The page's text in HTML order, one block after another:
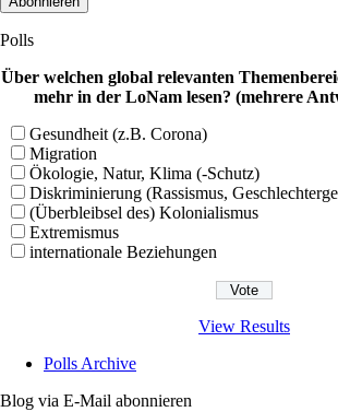
Polls
Über welchen global relevanten
mehr in der LoNam lesen? (mehrere
Gesundheit (z.B. Corona)
Migration
Ökologie, Natur, Klima (-Schutz)
Diskriminierung (Rassismus,
(Überbleibsel des) Kolonialismus
Extremismus
internationale Beziehungen
View Results
Polls Archive
Blog via E-Mail abonnieren